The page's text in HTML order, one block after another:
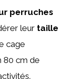
perruches
leur taille
cage
80 cm de